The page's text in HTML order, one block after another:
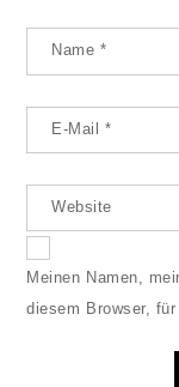
Name *
E-Mail *
Website
Meinen Namen,
diesem Browser,